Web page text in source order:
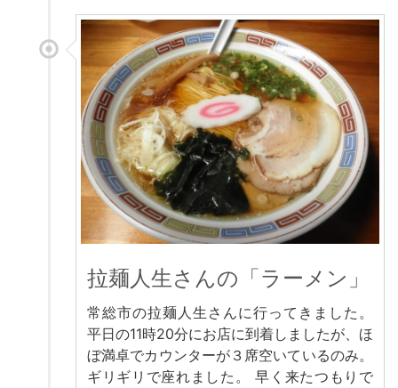
拉麺人生さんの「ラーメン」
常総市の拉麺人生さんに行ってきました。
平日の11時20分にお店に到着しましたが、ほ
ぼ満卓でカウンターが３席空いているのみ。
ギリギリで座れました。 早く来たつもりで